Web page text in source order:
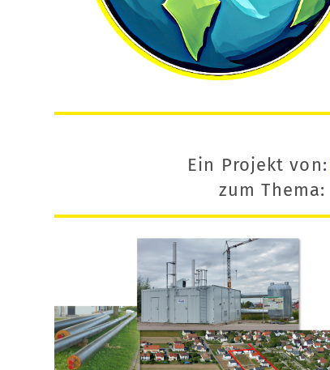
Ein Projekt von:
zum Thema: